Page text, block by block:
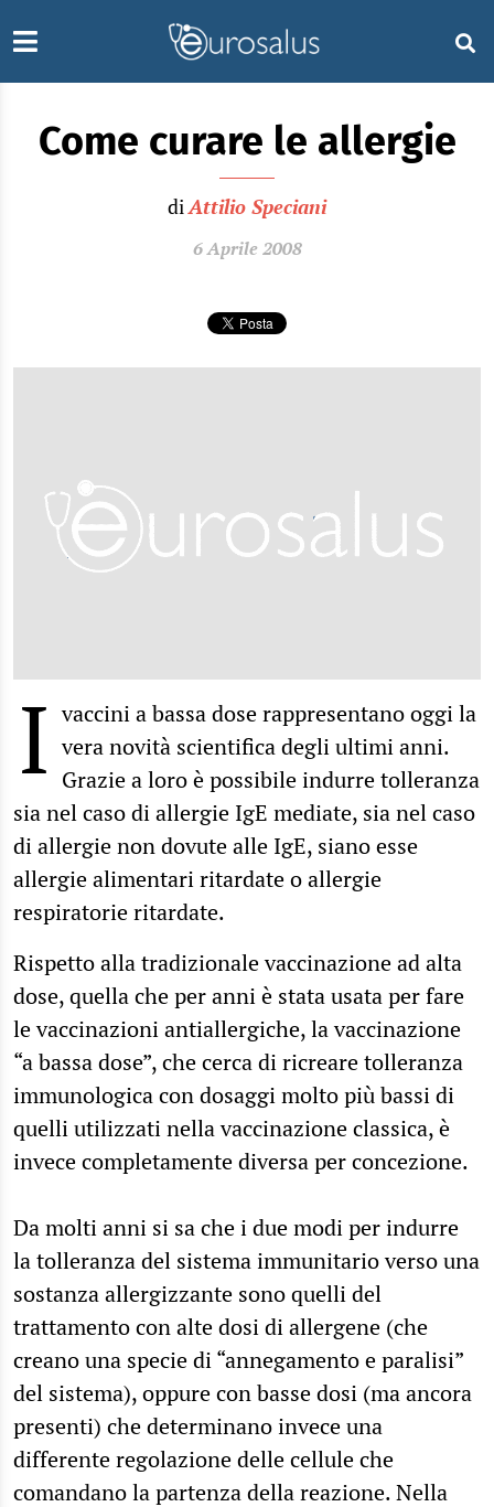
Come curare le allergie
diAttilio Speciani
6 Aprile 2008
I vaccini a bassa dose rappresentano oggi la
vera novità scientifica degli ultimi anni.
Grazie a loro è possibile indurre tolleranza
sia nel caso di allergie IgE mediate, sia nel caso
di allergie non dovute alle IgE, siano esse
allergie alimentari ritardate o allergie
respiratorie ritardate.
Rispetto alla tradizionale vaccinazione ad alta
dose, quella che per anni è stata usata per fare
le vaccinazioni antiallergiche, la vaccinazione
“a bassa dose”, che cerca di ricreare tolleranza
immunologica con dosaggi molto più bassi di
quelli utilizzati nella vaccinazione classica, è
invece completamente diversa per concezione.
Da molti anni si sa che i due modi per indurre
la tolleranza del sistema immunitario verso una
sostanza allergizzante sono quelli del
trattamento con alte dosi di allergene (che
creano una specie di “annegamento e paralisi”
del sistema), oppure con basse dosi (ma ancora
presenti) che determinano invece una
differente regolazione delle cellule che
comandano la partenza della reazione. Nella